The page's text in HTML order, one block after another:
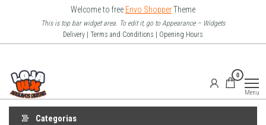
o
Welcome to free Envo ShopperTheme
This is top bar widget area. To edit it, go to Appearance – Widgets
Delivery | Terms and Conditions | Opening Hours
Arquivo
Digitais
0
Menu
Categorias